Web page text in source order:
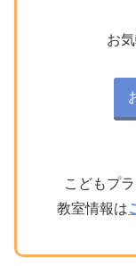
お
こどもプ
教室情報は